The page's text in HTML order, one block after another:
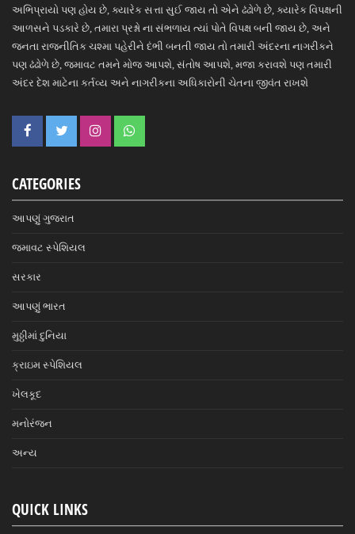
અભિપ્રાયો પણ હોય છે, ક્યારેક સત્તા સુઈ જાય તો એને ઢંઢોળે છે, ક્યારેક વિપક્ષની
આળસને પડકારે છે, તમારા પ્રશ્નો ના સંભળાય ત્યાં પોતે વિપક્ષ બની જાય છે, અને
જનતા રાજનીતિક ચશ્મા પહેરીને દંભી બનતી જાય તો તમારી અંદરના નાગરીકને
પણ ઢંઢોળે છે, જમાવટ તમને મોજ આપશે, સંતોષ આપશે, મજા કરાવશે પણ તમારી
અંદર દેશ માટેના કર્તવ્ય અને નાગરીકના અધિકારોની ચેતના જીવંત રાખશે
CATEGORIES
આપણું ગુજરાત
જમાવટ સ્પેશિયલ
સરકાર
આપણું ભારત
મુઠ્ઠીમાં દુનિયા
ક્રાઇમ સ્પેશિયલ
ખેલકૂદ
મનોરંજન
અન્ય
QUICK LINKS